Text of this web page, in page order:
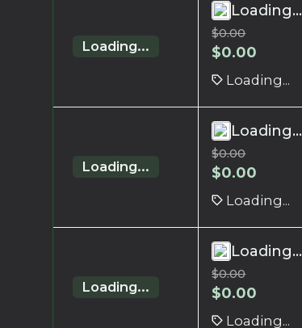
Loading...
Loading...
$0.00
$0.00
Loading...
Loading...
Loading...
$0.00
$0.00
Loading...
Loading...
Loading...
$0.00
$0.00
Loading...